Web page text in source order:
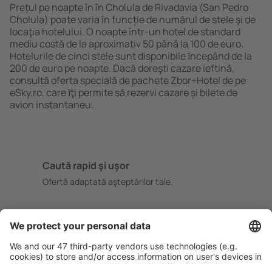
Prețul pe noapte în în Cholula de Rivadavia (San Pedro
Cholula) poate varia în funcție de numărul de stele și de
locaţia hotelului. O noapte într-un hotel de standard
mediu costă de la aproximativ 50 până la 100 de euro.
Hotelurile de cinci stele sunt disponibile ȋncepând de la
200 de euro pe noapte. Dacă doreşti cazare ieftină,
consultă oferta specială de pachete Zbor+Hotel de pe
eSky.ro, care ȋţi permite să rezervi cazare și bilete de
avion instantaneu.
Caută rapid şi uşor
Ofertă adaptată aşteptărilor tale.
Rezervare fără griji cu opțiune gratuită de anulare.